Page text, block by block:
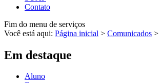
Contato
Fim do menu de serviços
Você está aqui: Página inicial > Comunicados >
Em destaque
Aluno